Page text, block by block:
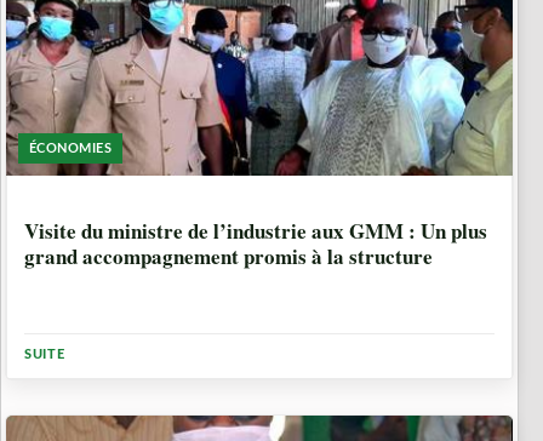
ÉCONOMIES
Visite du ministre de l’industrie aux GMM : Un plus
grand accompagnement promis à la structure
SUITE